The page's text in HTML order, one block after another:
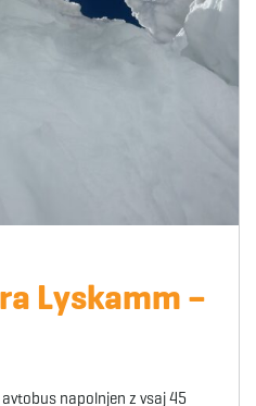
Lyskamm –
napolnjen z vsaj 45